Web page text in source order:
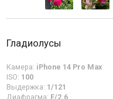
Гладиолусы
Камера: iPhone 14 Pro Max
ISO: 100
Выдержка: 1/121
Диафрагма: F/2.6